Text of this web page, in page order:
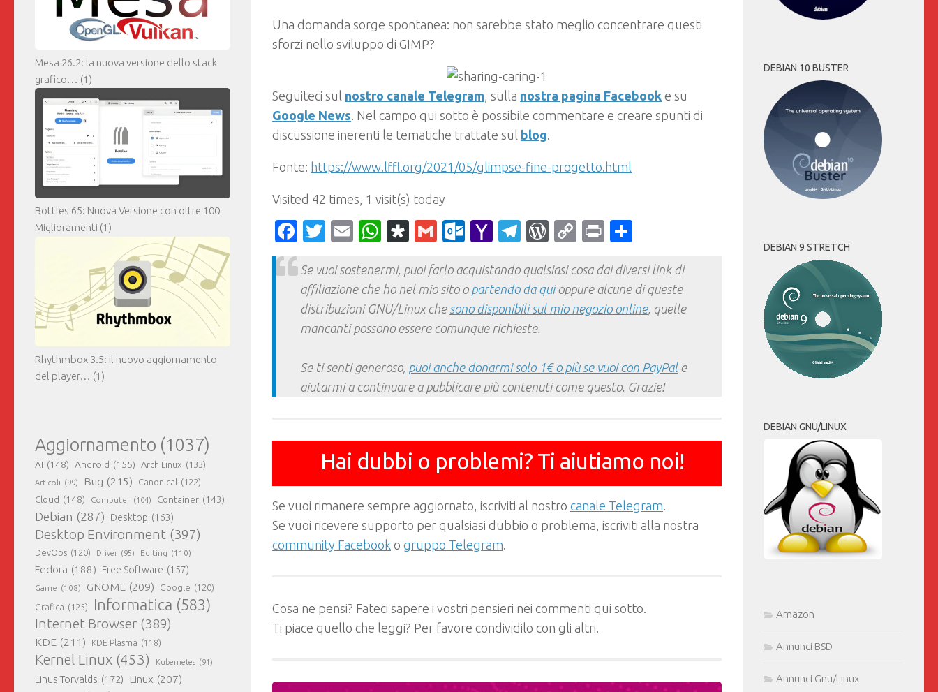
Una domanda sorge spontanea: non sarebbe stato meglio concentrare questi
sforzi nello sviluppo di GIMP?
Seguiteci sul nostro canale Telegram, sulla nostra pagina Facebook e su
Google News. Nel campo qui sotto è possibile commentare e creare spunti di
discussione inerenti le tematiche trattate sul blog.
Fonte: https://www.lffl.org/2021/05/glimpse-fine-progetto.html
Visited 42 times, 1 visit(s) today
Facebook
Twitter
EmailWhatsApp
Diaspora
GmailOutlook.com
YahooTelegram
WordPress
CopyPrint
Se vuoi sostenermi, puoi farlo acquistando qualsiasi cosa dai diversi link di
affiliazione che ho nel mio sito o partendo da quioppure alcune di queste
distribuzioni GNU/Linux che sono disponibili sul mio negozio online, quelle
mancanti possono essere comunque richieste.
Se ti senti generoso, puoi anche donarmi solo 1€ o più se vuoi con PayPale
aiutarmi a continuare a pubblicare più contenuti come questo. Grazie!
Hai dubbi o problemi? Ti aiutiamo noi!
Se vuoi rimanere sempre aggiornato, iscriviti al nostro canale Telegram.
Se vuoi ricevere supporto per qualsiasi dubbio o problema, iscriviti alla nostra
community Facebook o gruppo Telegram.
Cosa ne pensi? Fateci sapere i vostri pensieri nei commenti qui sotto.
Ti piace quello che leggi? Per favore condividilo con gli altri.
Mesa 26.2: la nuova versione dello stack
grafico… (1)
Bottles 65: Nuova Versione con oltre 100
Miglioramenti (1)
Rhythmbox 3.5: il nuovo aggiornamento
del player… (1)
Aggiornamento (1037)
AI (148) Android (155) Arch Linux (133)
Articoli (99) Bug (215) Canonical (122)
Cloud (148) Computer (104) Container (143)
Debian (287) Desktop (163)
Desktop Environment (397)
DevOps (120) Driver (95) Editing (110)
Fedora (188) Free Software (157)
Game (108) GNOME (209) Google (120)
Grafica (125) Informatica (583)
Internet Browser (389)
KDE (211) KDE Plasma (118)
Kernel Linux (453) Kubernetes (91)
Linus Torvalds (172) Linux (207)
DEBIAN 10 BUSTER
DEBIAN 9 STRETCH
DEBIAN GNU/LINUX
Amazon
Annunci BSD
Annunci Gnu/Linux